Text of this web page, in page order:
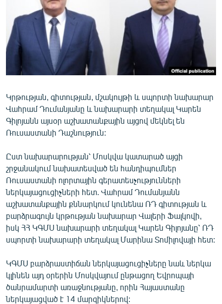
ՄԻՋԱԶԳԱՅԻՆ
ՄՇԱԿՈՒՅԹ
ՍՊՈՐՏ
ՄԵԿՆԱԲԱՆՈՒԹՅՈՒՆ
ԿՈՐՈՆԱՎԻՐՈՒՍ
ԱՐԽԻՎ
ՏԵՍԱՆՅՈՒԹԵՐ
ՁԳՏԵԼՈՎ ԼԱՎԱԳՈՒՅՆԻՆ
ՓՈԴՔԱՍԹ
Հայերեն
English
ՀԵՏԵՎԵՔ ՄԵԶ
Կրթության, գիտության, մշակույթի և սպորտի նախարար
Վահրամ Դումանյանը և նախարարի տեղակալ Կարեն
Գիլոյանն այսօր աշխատանքային այցով մեկնել են
Ռուսաստանի Դաշնություն:
Ըստ նախարարության՝ Մոսկվա կատարած այցի
շրջանակում նախատեսված են հանդիպումներ
Ռուսաստանի ոլորտային գերատեսչությունների
ներկայացուցիչների հետ. Վահրամ Դումանյանն
աշխատանքային քննարկում կունենա ՌԴ գիտության և
բարձրագույն կրթության նախարար Վալերի Ֆալկովի,
իսկ ՀՀ ԿԳՄՍ նախարարի տեղակալ Կարեն Գիլոյանը՝ ՌԴ
սպորտի նախարարի տեղակալ Մարինա Տոմիլովայի հետ:
ԿԳՄՍ բարձրաստիճան ներկայացուցիչները նաև ներկա
կլինեն այդ օրերին Մոսկվայում ընթացող Եվրոպայի
ծանրամարտի առաջնությանը, որին Հայաստանը
ներկայացված է 14 մարզիկներով: